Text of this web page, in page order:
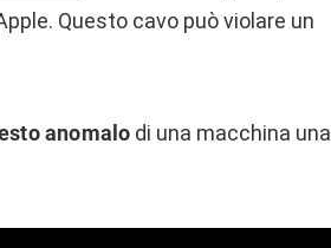
Questo cavo può violare un
anomalo di una macchina una